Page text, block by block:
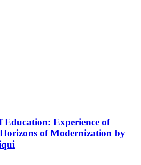
Experience of
of Modernization by